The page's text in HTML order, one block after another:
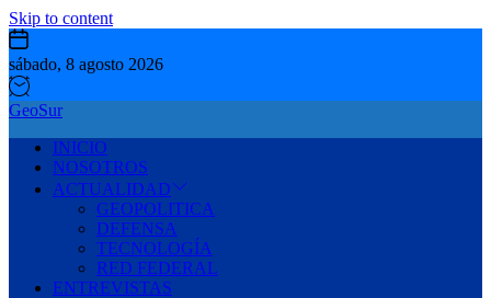
Skip to content
sábado, 8 agosto 2026
GeoSur
INICIO
NOSOTROS
ACTUALIDAD
GEOPOLITICA
DEFENSA
TECNOLOGÍA
RED FEDERAL
ENTREVISTAS